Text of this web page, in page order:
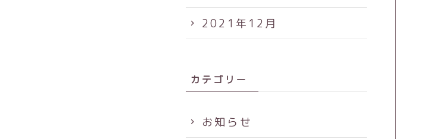
2021年12月
カテゴリー
お知らせ